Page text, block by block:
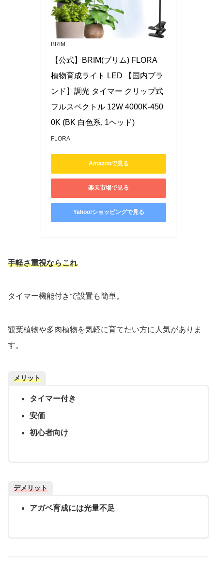
BRIM
【公式】BRIM(ブリム) FLORA
植物育成ライト LED 【国内ブラ
ンド】調光 タイマー クリップ式
フルスペクトル 12W 4000K-450
0K (BK 白色系, 1ヘッド)
FLORA
Amazonで見る
楽天市場で見る
Yahoo!ショッピングで見る
手軽さ重視ならこれ
タイマー機能付きで設置も簡単。
観葉植物や多肉植物を気軽に育てたい方に人気がありま
す。
メリット
タイマー付き
安価
初心者向け
デメリット
アガベ育成には光量不足